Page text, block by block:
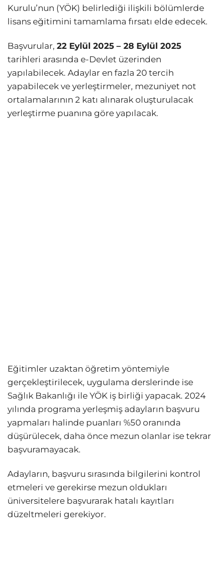
Kurulu’nun (YÖK) belirlediği ilişkili bölümlerde
lisans eğitimini tamamlama fırsatı elde edecek.
Başvurular, 22 Eylül 2025 – 28 Eylül 2025
tarihleri arasında e-Devlet üzerinden
yapılabilecek. Adaylar en fazla 20 tercih
yapabilecek ve yerleştirmeler, mezuniyet not
ortalamalarının 2 katı alınarak oluşturulacak
yerleştirme puanına göre yapılacak.
Eğitimler uzaktan öğretim yöntemiyle
gerçekleştirilecek, uygulama derslerinde ise
Sağlık Bakanlığı ile YÖK iş birliği yapacak. 2024
yılında programa yerleşmiş adayların başvuru
yapmaları halinde puanları %50 oranında
düşürülecek, daha önce mezun olanlar ise tekrar
başvuramayacak.
Adayların, başvuru sırasında bilgilerini kontrol
etmeleri ve gerekirse mezun oldukları
üniversitelere başvurarak hatalı kayıtları
düzeltmeleri gerekiyor.